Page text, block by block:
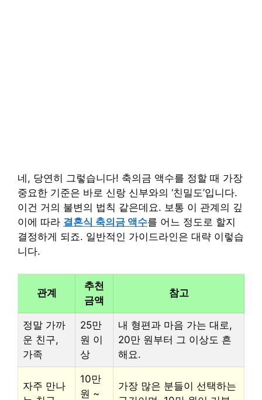
네, 당연히 그렇습니다! 축의금 액수를 정할 때 가장
중요한 기준은 바로 신랑 신부와의 ‘친밀도’입니다.
이건 거의 불변의 법칙 같은데요. 보통 이 관계의 깊
이에 따라 결혼식 축의금 액수를 어느 정도로 할지
결정하게 되죠. 일반적인 가이드라인은 대략 이렇습
니다.
관계
추천
금액
참고
정말 가까
운 친구,
가족
25만
원 이
상
내 형편과 마음 가는 대로,
20만 원부터 그 이상도 흔
해요.
자주 만나
10만
원 ~
가장 많은 분들이 선택하는